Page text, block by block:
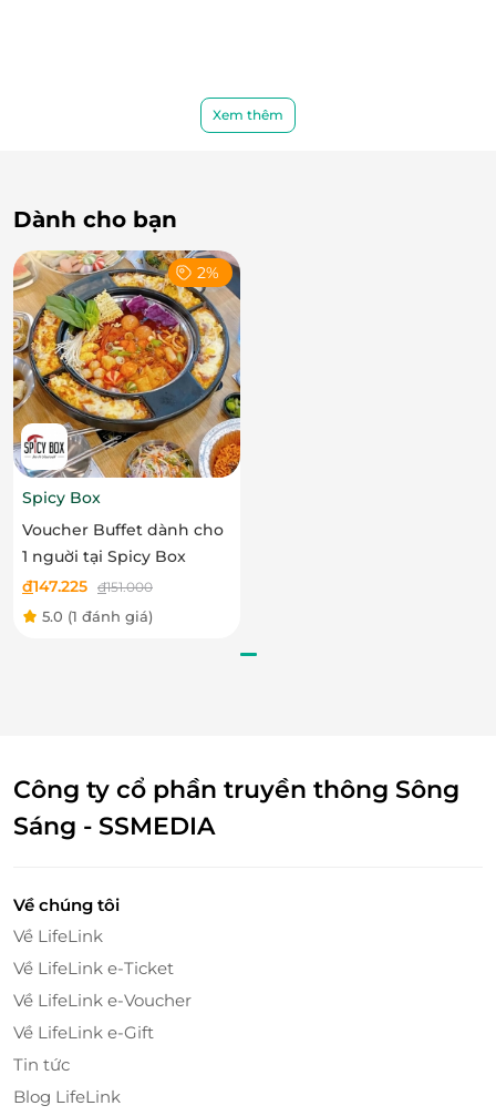
Xem thêm
Dành cho bạn
2%
Spicy Box
Voucher Buffet dành cho
1 nguời tại Spicy Box
đ147.225 đ151.000
5.0 (1 đánh giá)
Công ty cổ phần truyền thông Sông
Sáng - SSMEDIA
Về chúng tôi
Về LifeLink
Về LifeLink e-Ticket
Về LifeLink e-Voucher
Về LifeLink e-Gift
Tin tức
Blog LifeLink